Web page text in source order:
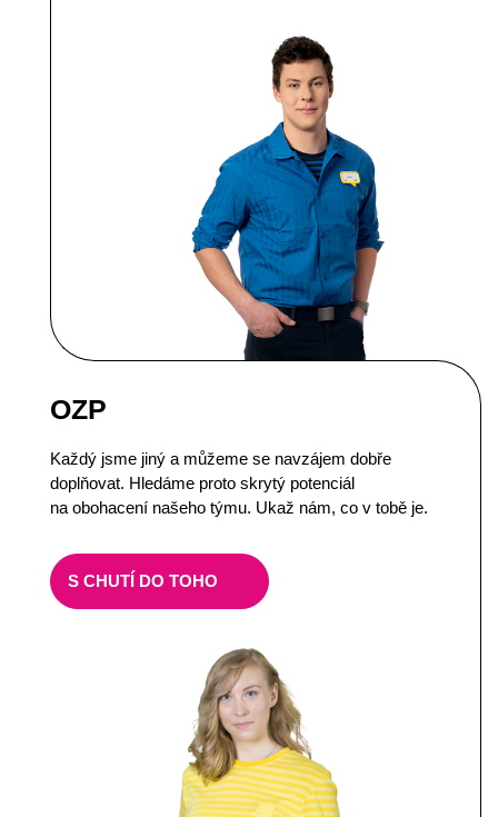
OZP
Každý jsme jiný a můžeme se navzájem dobře
doplňovat. Hledáme proto skrytý potenciál
na obohacení našeho týmu. Ukaž nám, co v tobě je.
S CHUTÍ DO TOHO